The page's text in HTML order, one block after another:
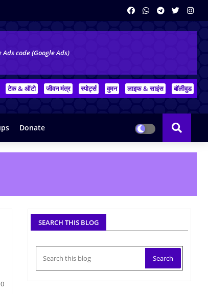
Ads code (Google Ads)
टेक & ऑटो जीवन मंत्र स्पोर्ट्स वुमन लाइफ & साइंस बॉलीवुड
Donate
0
SEARCH THIS BLOG